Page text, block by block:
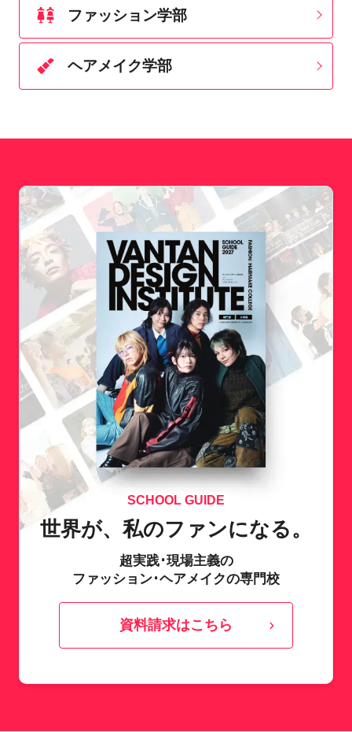
ファッション学部
ヘアメイク学部
SCHOOL GUIDE
世界が、私のファンになる。
超実践･現場主義の
ファッション･ヘアメイクの専門校
資料請求はこちら